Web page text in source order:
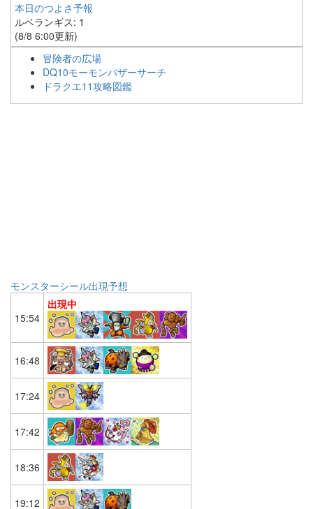
本日のつよさ予報
ルベランギス: 1
(8/8 6:00更新)
冒険者の広場
DQ10モーモンバザーサーチ
ドラクエ11攻略図鑑
モンスターシール出現予想
15:54
出現中
16:48
17:24
17:42
18:36
19:12